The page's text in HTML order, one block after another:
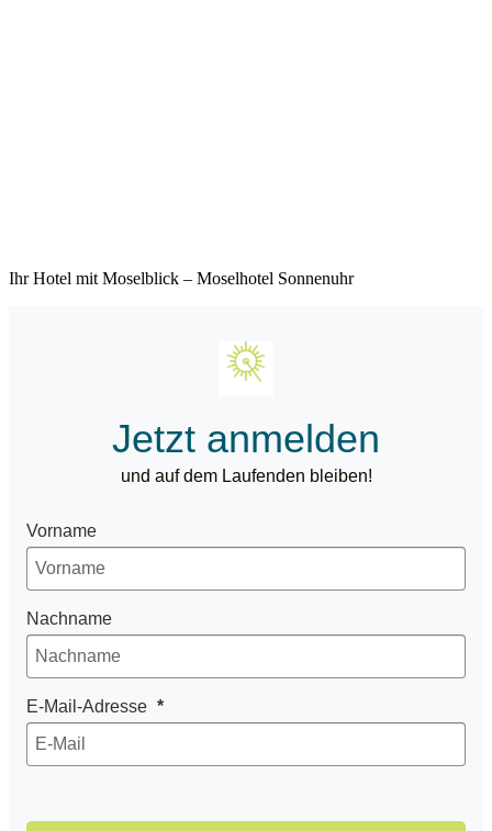
Ihr Hotel mit Moselblick – Moselhotel Sonnenuhr
Jetzt anmelden
und auf dem Laufenden bleiben!
Vorname
Nachname
E-Mail-Adresse